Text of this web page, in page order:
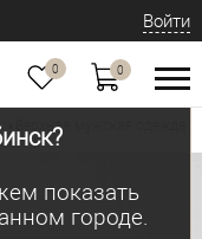
показать
городе.
Войти
0 0
Верхняя мужская одежда